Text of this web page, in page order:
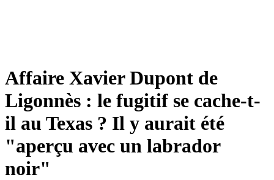
Affaire Xavier Dupont de
Ligonnès : le fugitif se cache-t-
il au Texas ? Il y aurait été
"aperçu avec un labrador
noir"